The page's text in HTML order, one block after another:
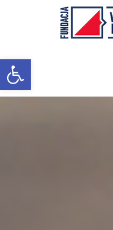
Otwórz pasek narzędzi